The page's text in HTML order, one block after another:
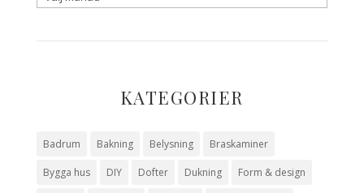
KATEGORIER
Badrum Bakning Belysning Braskaminer
Bygga hus DIY Dofter Dukning Form & design